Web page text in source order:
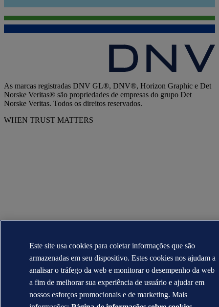
As marcas registradas DNV GL®, DNV®, Horizon Graphic e Det
Norske Veritas® são propriedades de empresas do grupo Det
Norske Veritas. Todos os direitos reservados.
WHEN TRUST MATTERS
Este site usa cookies para coletar informações que são
armazenadas em seu dispositivo. Estes cookies nos ajudam a
analisar o tráfego da web e monitorar o desempenho da web
a fim de melhorar sua experiência de usuário e ajudar em
nossos esforços promocionais e de marketing. Mais